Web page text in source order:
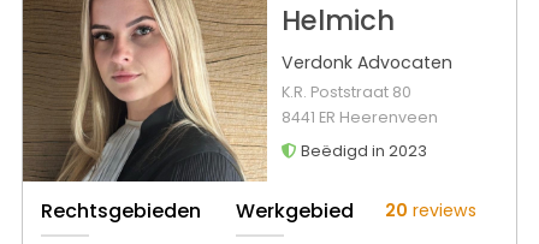
Helmich
Verdonk Advocaten
K.R. Poststraat 80
8441 ER Heerenveen
Beëdigd in 2023
Rechtsgebieden Werkgebied 20 reviews